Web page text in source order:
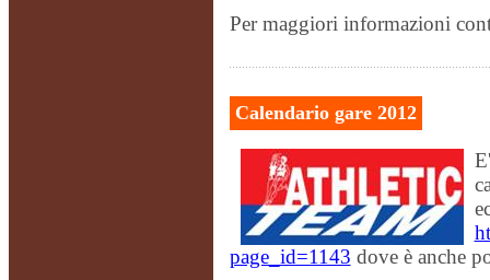
Per maggiori informazioni
Calendario gare 2012
page_id=1143 dove è anche